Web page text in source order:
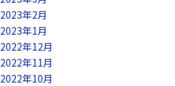
2023年2月
2023年1月
2022年12月
2022年11月
2022年10月